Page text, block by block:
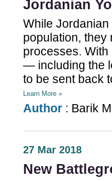
Jordanian
While
population, they
processes.
— including the
to be sent back
Learn More »
Author : Barik
27 Mar 2018
New